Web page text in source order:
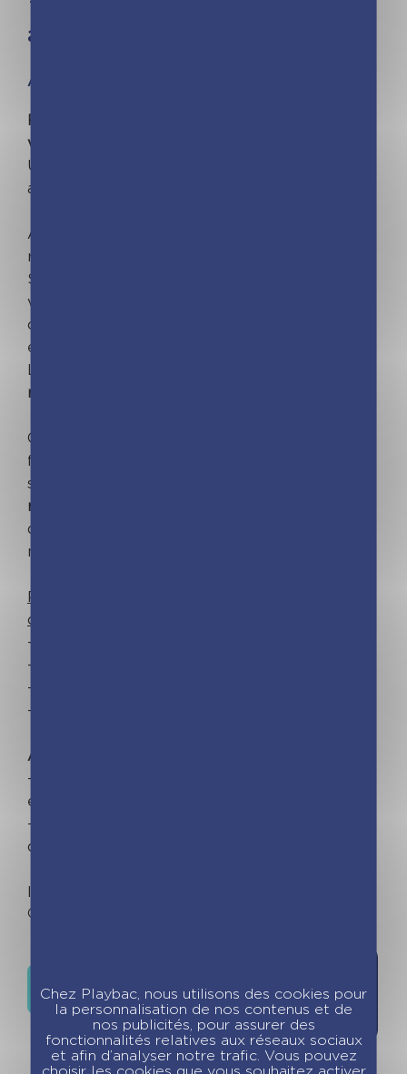
ans
À partir de 5 ans
Révise en t’amusant avec le seul cahier de
vacances dont tu es le héros ou l'héroïne !
Un vrai cahier de vacances mêlant révisions et
aventure pour préparer ta rentrée en CP.
À chaque exercice, fais de ton mieux pour
répondre.
Si ta réponse est juste, continue ton chemin
vers un nouveau défi ; si ta réponse est fausse,
consulte le corrigé et poursuis vers un autre
exercice et une autre intrigue !
Le chemin est semé d'embûches,
relever tous ces défis ?
Ouvre vite ce cahier et vis une aventure
fabuleuse grâce au professeur Chronotop et à
sa machine à voyager dans le temps, tout en
révisant
de lecture, écriture, maths et découverte du
monde !
Plus de 80 exercices pour tester tes
connaissances
– Conforme au programme scolaire
– Toutes les matières
– Conçu par des enseignants
– En bonus : un T.REX en 3D à monter !
Avec la caution Incollables
– Créé par des enseignants, adopté par les
enfants et les parents !
– La marque qui accompagne tous vos étés
depuis 35 ans.
Imprimé en France.
Out of stock
Où trouver ce livre ?
la liste de
souhaits
Chez Playbac, nous utilisons des cookies pour
la personnalisation de nos contenus et de
nos publicités, pour assurer des
fonctionnalités relatives aux réseaux sociaux
et afin d’analyser notre trafic. Vous pouvez